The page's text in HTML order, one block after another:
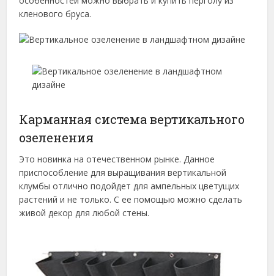
кленового бруса.
Карманная система вертикального
озеленения
Это новинка на отечественном рынке. Данное
приспособление для выращивания вертикальной
клумбы отлично подойдет для ампельных цветущих
растений и не только. С ее помощью можно сделать
живой декор для любой стены.